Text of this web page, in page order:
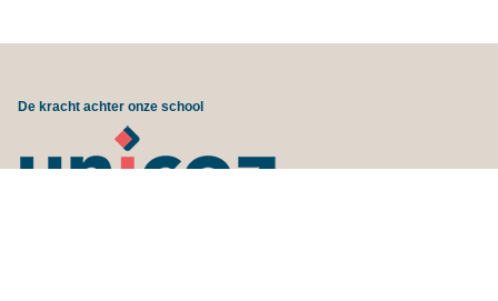
De kracht achter onze school